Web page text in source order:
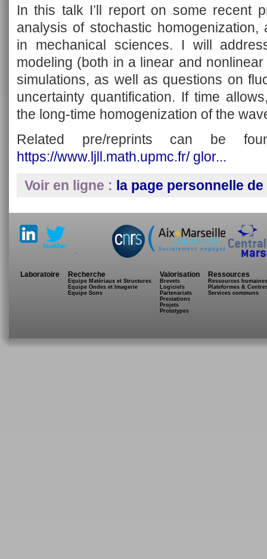
In this talk I’ll report on some recent
analysis of stochastic
in mechanical sciences. I will
modeling (both in a linear and
simulations, as well as questions on
uncertainty quantification. If time
the long-time homogenization of the
Related pre/reprints can be
https://www.ljll.math.upmc.fr/ glor...
Voir en ligne : la page personnelle de
Laboratoire Recherche
Equipe Matériaux et Structures
Equipe Ondes et Imagerie
Equipe Sons
Valorisation
Brevets
Logiciels
Partenariats
Prestations
Projets
Prototypes
Ressources
Ressources humaines
Plateformes &
Services communs